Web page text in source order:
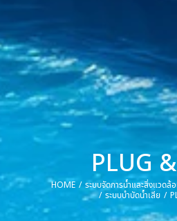
PLUG
You are here:
HOME ระบบจัดการน้ำและสิ่งแวดล้
ระบบบำบัดน้ำเสีย